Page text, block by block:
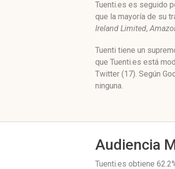
Tuenti.es es seguido
que la mayoría de su
Ireland Limited,
Tuenti tiene un
que Tuenti.es está
Twitter (17). Según
ninguna.
Audiencia
Tuenti.es obtiene